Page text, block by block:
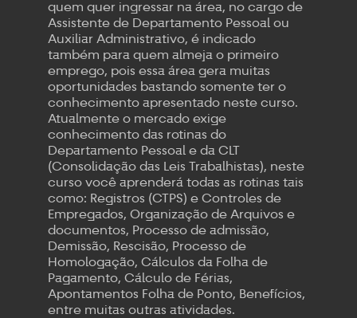
quem quer ingressar na área, no cargo de
Assistente de Departamento Pessoal ou
Auxiliar Administrativo, é indicado
também para quem almeja o primeiro
emprego, pois essa área gera muitas
oportunidades bastando somente ter o
conhecimento apresentado neste curso.
Atualmente o mercado exige
conhecimento das rotinas do
Departamento Pessoal e da CLT
(Consolidação das Leis Trabalhistas), neste
curso você aprenderá todas as rotinas tais
como: Registros (CTPS) e Controles de
Empregados, Organização de Arquivos e
documentos, Processo de admissão,
Demissão, Rescisão, Processo de
Homologação, Cálculos da Folha de
Pagamento, Cálculo de Férias,
Apontamentos Folha de Ponto, Benefícios,
entre muitas outras atividades.